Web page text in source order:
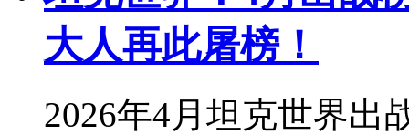
大人再此屠榜！
2026年4月坦克世界出